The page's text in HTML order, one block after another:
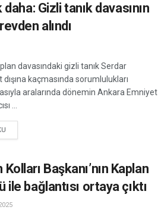
Gizli tanık davasının
alındı
davasındaki gizli tanık Serdar
kaçmasında sorumlulukları
aralarında dönemin Ankara Emniyet
...
Kolları Başkanı’nın Kaplan
ile bağlantısı ortaya çıktı